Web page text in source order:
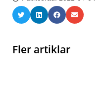
Fler artiklar